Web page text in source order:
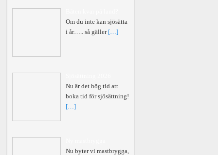
Om du inte kan sjösätta
i år….. så gäller […]
Nu är det hög tid att
boka tid för sjösättning!
[…]
Nu byter vi mastbrygga,